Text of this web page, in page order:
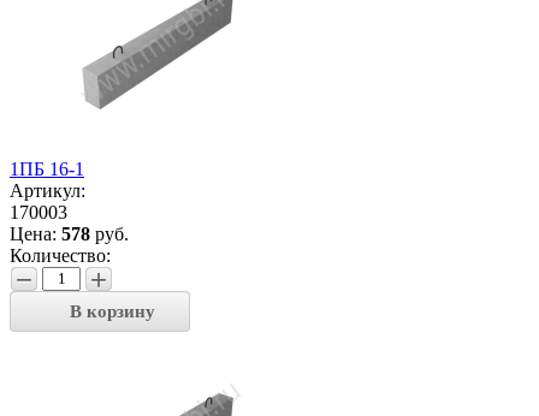
1ПБ 16-1
Артикул:
170003
Цена: 578 руб.
Количество:
− +
В корзину